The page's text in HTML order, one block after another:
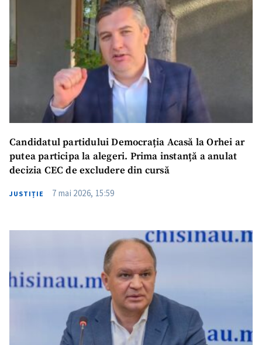
Candidatul partidului Democrația Acasă la Orhei ar
putea participa la alegeri. Prima instanță a anulat
decizia CEC de excludere din cursă
JUSTIȚIE 7 mai 2026, 15:59